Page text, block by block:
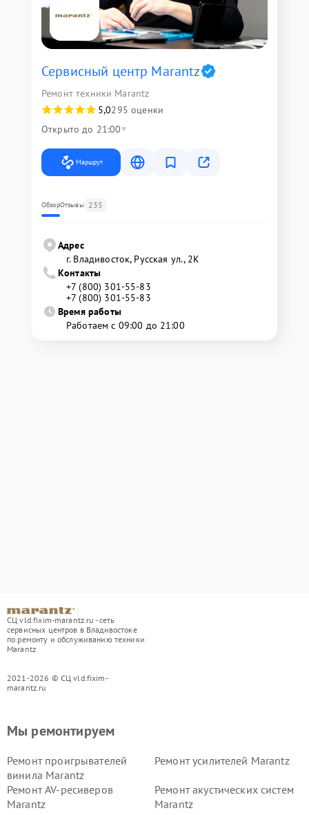
Сервисный центр Marantz
Ремонт техники Marantz
5,0295 оценки
Открыто до 21:00
Маршрут
ОбзорОтзывы 235
Адрес
г. Владивосток, Русская ул., 2К
Контакты
+7 (800) 301-55-83
+7 (800) 301-55-83
Время работы
Работаем с 09:00 до 21:00
СЦ vld.fixim-marantz.ru - сеть
сервисных центров в Владивостоке
по ремонту и обслуживанию техники
Marantz
2021-2026 © СЦ vld.fixim-
marantz.ru
Мы ремонтируем
Ремонт проигрывателей
винила Marantz
Ремонт усилителей Marantz
Ремонт AV-ресиверов
Marantz
Ремонт акустических систем
Marantz